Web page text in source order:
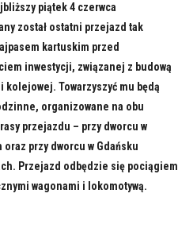
piątek 4 czerwca
został ostatni przejazd tak
kartuskim przed
inwestycji, związanej z budową
kolejowej. Towarzyszyć mu będą
organizowane na obu
przejazdu – przy dworcu w
oraz przy dworcu w Gdańsku
Przejazd odbędzie się pociągiem
wagonami i lokomotywą.